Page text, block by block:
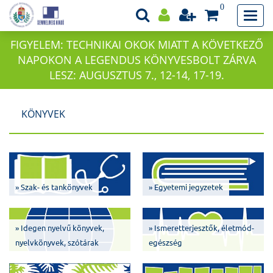
0
FIGYELEM: TECHNIKAI OKOK MIATT A KÖVETKEZŐ
NAPOKON A LEGENDUS KÖNYVESBOLT ZÁRVA
LESZ: AUGUSZTUS 7., 12-14, 17-19.
KÖNYVEK
» Szak- és tankönyvek » Egyetemi jegyzetek
» Idegen nyelvű könyvek,
nyelvkönyvek, szótárak
» Ismeretterjesztők, életmód-
egészség